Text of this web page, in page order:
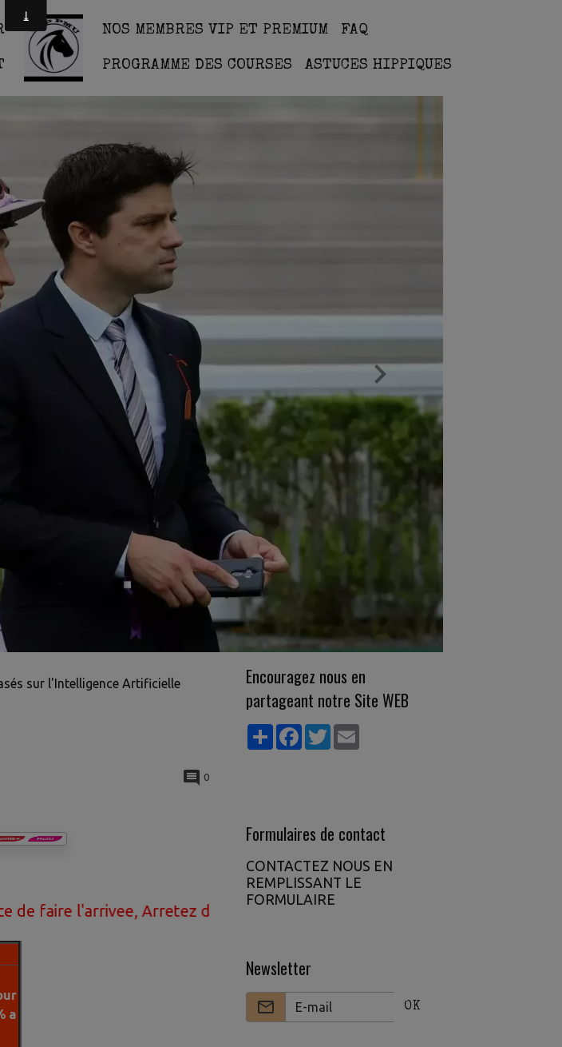
NOS MEMBRES VIP ET PREMIUM FAQ
PROGRAMME DES COURSES ASTUCES HIPPIQUES
sur l'Intelligence Artificielle
0
l'arrivee, Arretez de perdre votre argent avec le gratuit rejoignez notre
a
Encouragez nous en
partageant notre Site WEB
PartagerFacebook
Twitter
Formulaires de contact
CONTACTEZ NOUS EN
REMPLISSANT LE
FORMULAIRE
Newsletter
OK